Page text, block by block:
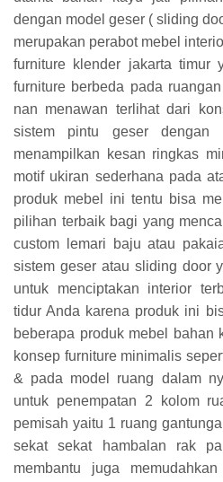
dengan model geser ( sliding
merupakan perabot mebel
furniture klender jakarta timur
furniture berbeda pada
nan menawan terlihat dari
sistem pintu geser dengan
menampilkan kesan ringkas
motif ukiran sederhana pada
produk mebel ini tentu bisa
pilihan terbaik bagi yang
custom lemari baju atau
sistem geser atau sliding door
untuk menciptakan interior
tidur Anda karena produk ini
beberapa produk mebel bahan
konsep furniture minimalis
& pada model ruang dalam
untuk penempatan 2 kolom
pemisah yaitu 1 ruang
sekat sekat hambalan rak
membantu juga